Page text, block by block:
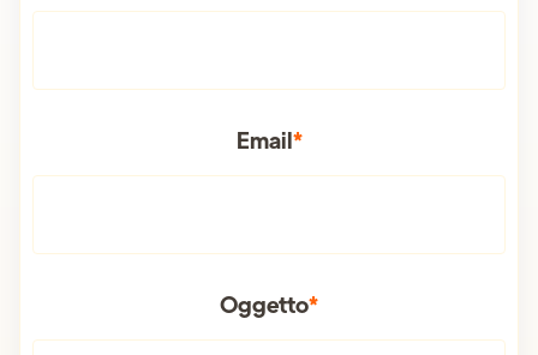
Email*
Oggetto*